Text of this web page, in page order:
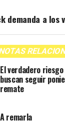
demanda a los
El verdadero
buscan seguir
remate
A remarla